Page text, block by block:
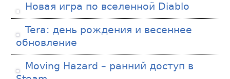
Новая игра по вселенной Diablo
Tera: день рождения и весеннее
обновление
Moving Hazard – ранний доступ в